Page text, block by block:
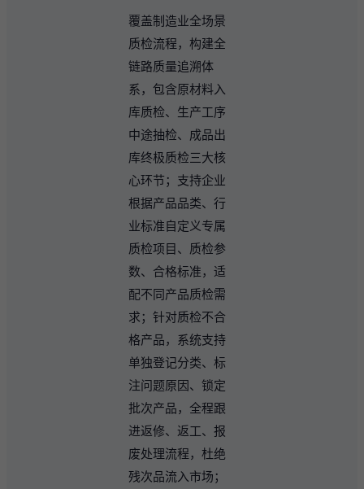
覆盖制造业全场景
质检流程，构建全
链路质量追溯体
系，包含原材料入
库质检、生产工序
中途抽检、成品出
库终极质检三大核
心环节；支持企业
根据产品品类、行
业标准自定义专属
质检项目、质检参
数、合格标准，适
配不同产品质检需
求；针对质检不合
格产品，系统支持
单独登记分类、标
注问题原因、锁定
批次产品，全程跟
进返修、返工、报
废处理流程，杜绝
残次品流入市场；